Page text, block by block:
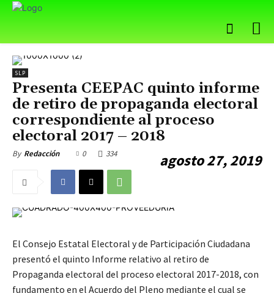
SLP
Presenta CEEPAC quinto informe
de retiro de propaganda electoral
correspondiente al proceso
electoral 2017 – 2018
By Redacción agosto 27, 2019
0 334
El Consejo Estatal Electoral y de Participación Ciudadana
presentó el quinto Informe relativo al retiro de
Propaganda electoral del proceso electoral 2017-2018, con
fundamento en el Acuerdo del Pleno mediante el cual se